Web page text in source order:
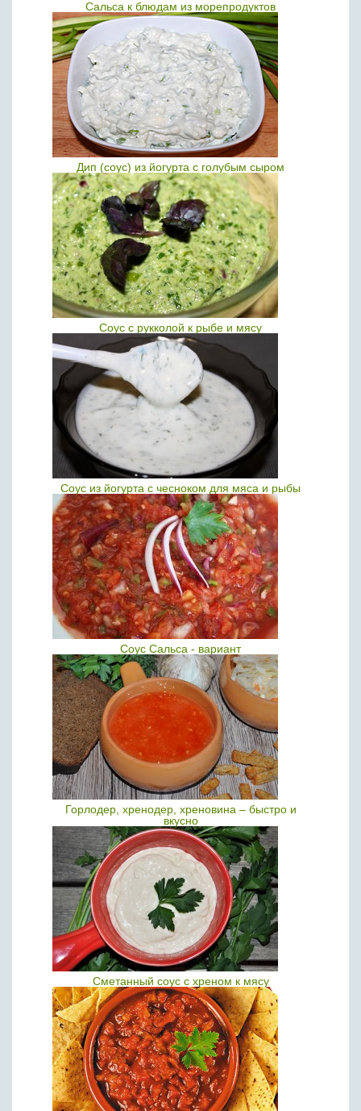
Сальса к блюдам из морепродуктов
Дип (соус) из йогурта с голубым сыром
Соус с рукколой к рыбе и мясу
Соус из йогурта с чесноком для мяса и рыбы
Соус Сальса - вариант
Горлодер, хренодер, хреновина – быстро и
вкусно
Сметанный соус с хреном к мясу